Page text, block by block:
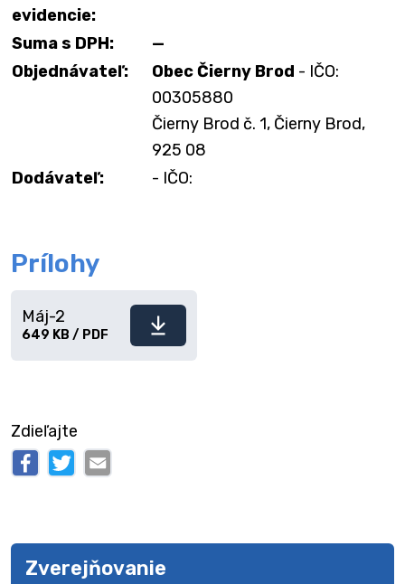
evidencie:
Suma s DPH:
—
Objednávateľ:
Obec Čierny Brod - IČO:
00305880
Čierny Brod č. 1, Čierny Brod,
925 08
Dodávateľ:
- IČO:
Prílohy
Stiahnuť
Máj-2
649 KB / PDF
Zdieľajte
Zverejňovanie